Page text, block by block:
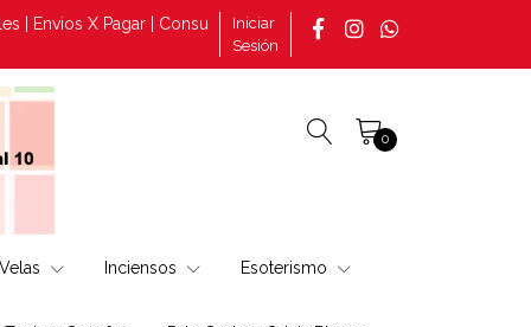
X Pagar | Consultas por pedidos tomado en la página +569
Iniciar
Sesión
0
Velas Inciensos Esoterismo